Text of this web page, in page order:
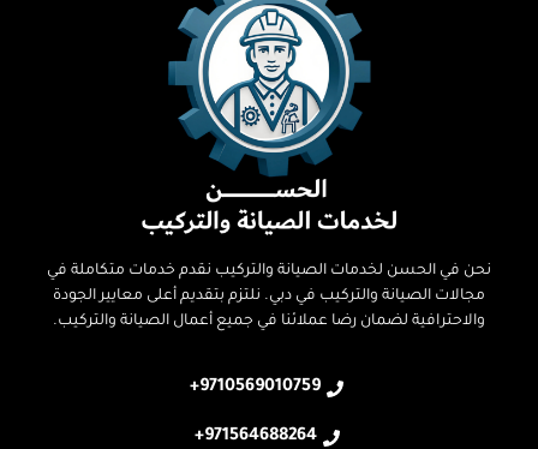
نحن في الحسن لخدمات الصيانة والتركيب نقدم خدمات متكاملة في
مجالات الصيانة والتركيب في دبي. نلتزم بتقديم أعلى معايير الجودة
والاحترافية لضمان رضا عملائنا في جميع أعمال الصيانة والتركيب.
9710569010759+
971564688264+